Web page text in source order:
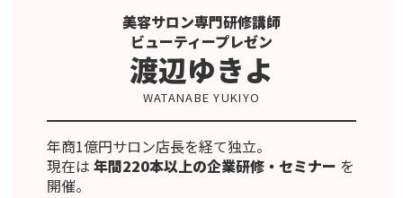
美容サロン専門研修講師
ビューティープレゼン
渡辺ゆきよ
WATANABE YUKIYO
年商1億円サロン店長を経て独立。
現在は年間220本以上の企業研修・セミナー を
開催。